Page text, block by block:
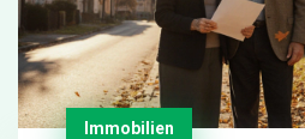
Immobilien